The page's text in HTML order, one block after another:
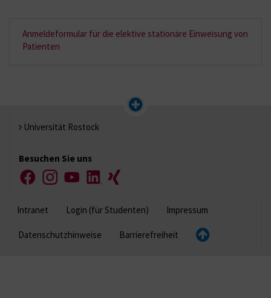
Anmeldeformular für die elektive stationäre Einweisung von
Patienten
Universität Rostock
Besuchen Sie uns
FacebookInstagramYouTubeLinkedIn
Xing
Intranet Login (für Studenten) Impressum
Datenschutzhinweise Barrierefreiheit